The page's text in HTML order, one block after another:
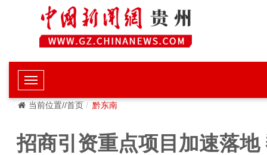
当前位置//首页 黔东南
招商引资重点项目加速落地